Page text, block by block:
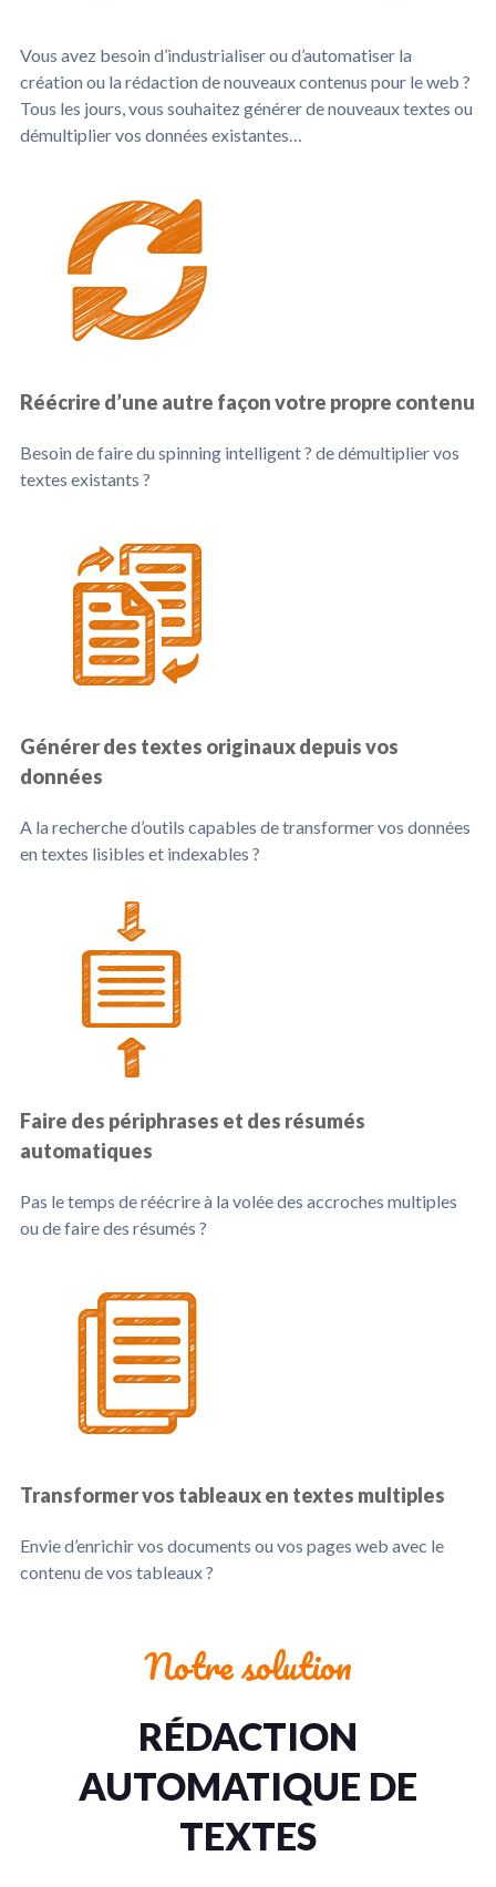
Vous avez besoin d’industrialiser ou d’automatiser la
création ou la rédaction de nouveaux contenus pour le web ?
Tous les jours, vous souhaitez générer de nouveaux textes ou
démultiplier vos données existantes…
Réécrire d’une autre façon votre propre contenu
Besoin de faire du spinning intelligent ? de démultiplier vos
textes existants ?
Générer des textes originaux depuis vos
données
A la recherche d’outils capables de transformer vos données
en textes lisibles et indexables ?
Faire des périphrases et des résumés
automatiques
Pas le temps de réécrire à la volée des accroches multiples
ou de faire des résumés ?
Transformer vos tableaux en textes multiples
Envie d’enrichir vos documents ou vos pages web avec le
contenu de vos tableaux ?
Notre solution
RÉDACTION
AUTOMATIQUE DE
TEXTES